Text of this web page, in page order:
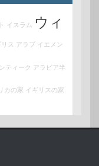
イスラム ウィ
ス アラブ イエメン
ティーク アラビア半
カの家 イギリスの家